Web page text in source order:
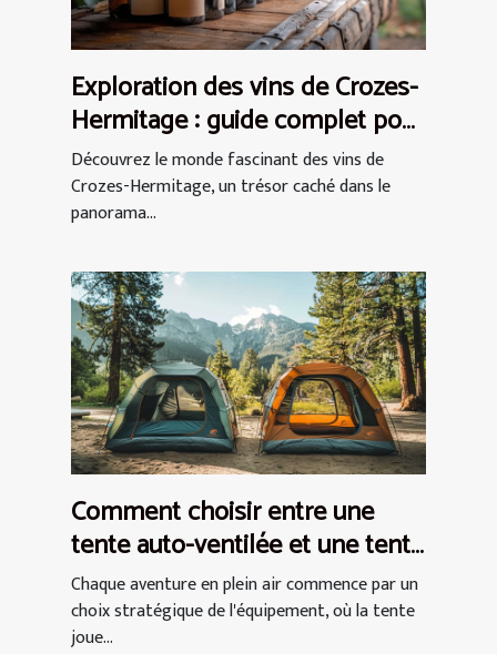
Exploration des vins de Crozes-
Hermitage : guide complet pour
débutants
Découvrez le monde fascinant des vins de
Crozes-Hermitage, un trésor caché dans le
panorama...
Comment choisir entre une
tente auto-ventilée et une tente
à air captif
Chaque aventure en plein air commence par un
choix stratégique de l'équipement, où la tente
joue...